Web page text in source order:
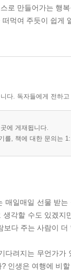
로 만들어가는 행
먹여 주듯이 쉽게
다. 독자들에게 전하
에 게재됩니다.
를, 책에 대한 문의는
매일매일 선물 받
각할 수도 있겠지
보다 주는 사람이
다려지는 무언가
인생은 여행에 비